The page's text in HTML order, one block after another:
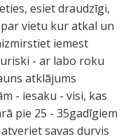
esiet draudzīgi,
vietu kur atkal un
iemest
- ar labo roku
atklājums
- iesaku - visi, kas
pie 25 - 35gadīgiem
savas durvis